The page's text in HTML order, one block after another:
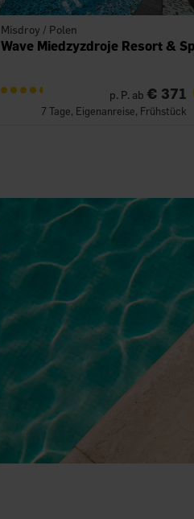
Misdroy / Polen
Wave Miedzyzdroje Resort &
p. P. ab € 371
7 Tage, Eigenanreise, Frühstück